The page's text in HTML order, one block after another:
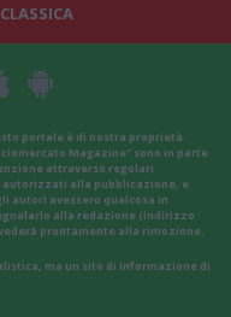
portale è di nostra proprietà.
Magazine" sono in parte
attraverso regolari
alla pubblicazione, e
autori avessero qualcosa in
alla redazione (indirizzo
prontamente alla rimozione.
ma un sito di informazione di